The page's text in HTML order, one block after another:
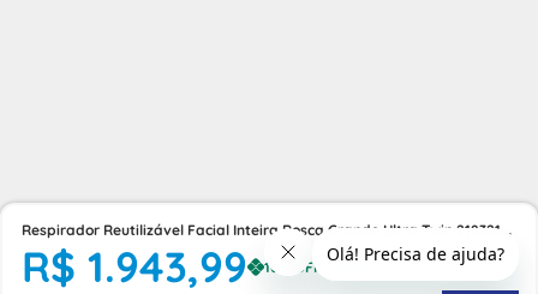
Respirador Reutilizável Facial Inteira Rosca Grande Ultra Twin 218321
Msa
R$ 1.943,99